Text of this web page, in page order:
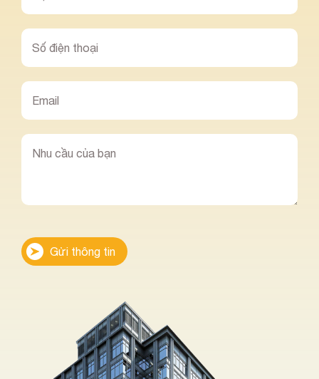
Gửi thông tin